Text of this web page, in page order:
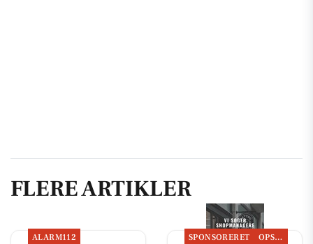
FLERE ARTIKLER
ALARM112 SPONSORERET OPSLAGSTAVLEN